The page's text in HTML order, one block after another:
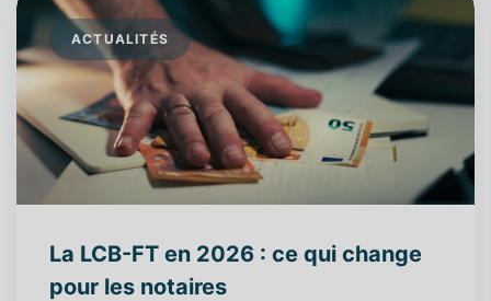
ACTUALITÉS
La LCB-FT en 2026 : ce qui change
pour les notaires